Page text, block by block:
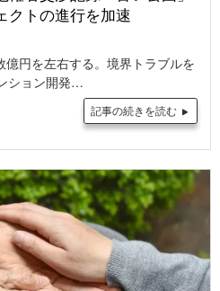
クトの進行を加速
円を左右する。境界トラブルを
ション開発…
記事の続きを読む